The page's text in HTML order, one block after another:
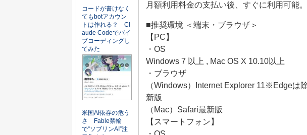
月額利用料金の支払い後、すぐに利用可能。
■推奨環境 ＜端末・ブラウザ＞
【PC】
・OS
Windows 7 以上 , Mac OS X 10.10以上
・ブラウザ
（Windows）Internet Explorer 11※Edgeは
新版
（Mac）Safari最新版
【スマートフォン】
コードが書けなく
てもbotアカウン
トは作れる？ Cl
aude Codeでバイ
ブコーディングし
てみた
米国AI依存の危う
さ Fable禁輸
で“ソブリンAI”注